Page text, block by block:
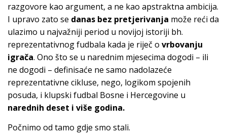
razgovore kao argument, a ne kao apstraktna ambicija.
I upravo zato se danas bez pretjerivanja može reći da
ulazimo u najvažniji period u novijoj istoriji bh.
reprezentativnog fudbala kada je riječ o vrbovanju
igrača. Ono što se u narednim mjesecima dogodi – ili
ne dogodi – definisaće ne samo nadolazeće
reprezentativne cikluse, nego, logikom spojenih
posuda, i klupski fudbal Bosne i Hercegovine u
narednih deset i više godina.
Počnimo od tamo gdje smo stali.